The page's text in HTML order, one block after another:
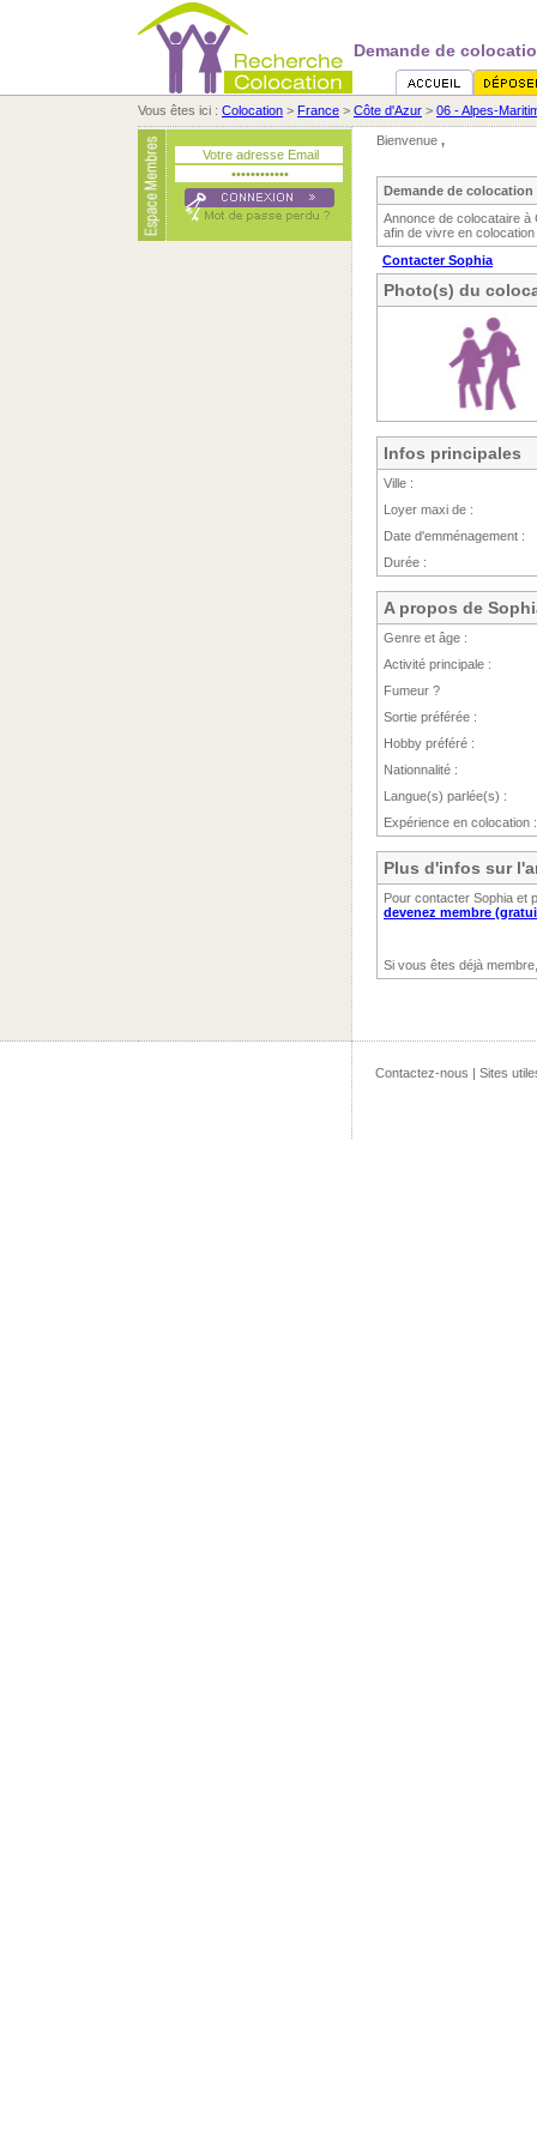
Demande de
Vous êtes ici : Colocation > France > Côte d'Azur > 06 - Alpes-
Bienvenue ,
Demande de colocation
Annonce de colocataire à
afin de vivre en colocation
Contacter Sophia
Photo(s) du
Infos principales
Ville :
Loyer maxi de :
Date d'emménagement :
Durée :
A propos de
Genre et âge :
Activité principale :
Fumeur ?
Sortie préférée :
Hobby préféré :
Nationnalité :
Langue(s) parlée(s) :
Expérience en colocation :
Plus d'infos sur
Pour contacter Sophia et
devenez membre
Si vous êtes déjà
Contactez-nous | Sites